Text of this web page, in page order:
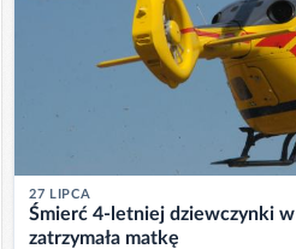
27 LIPCA
Śmierć 4-letniej dziewczynki
zatrzymała matkę